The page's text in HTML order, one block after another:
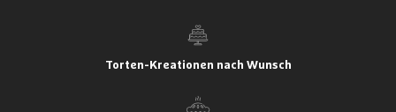
Torten-Kreationen nach Wunsch